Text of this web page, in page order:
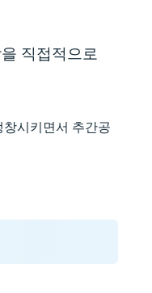
직접적으로
시키면서 추간공